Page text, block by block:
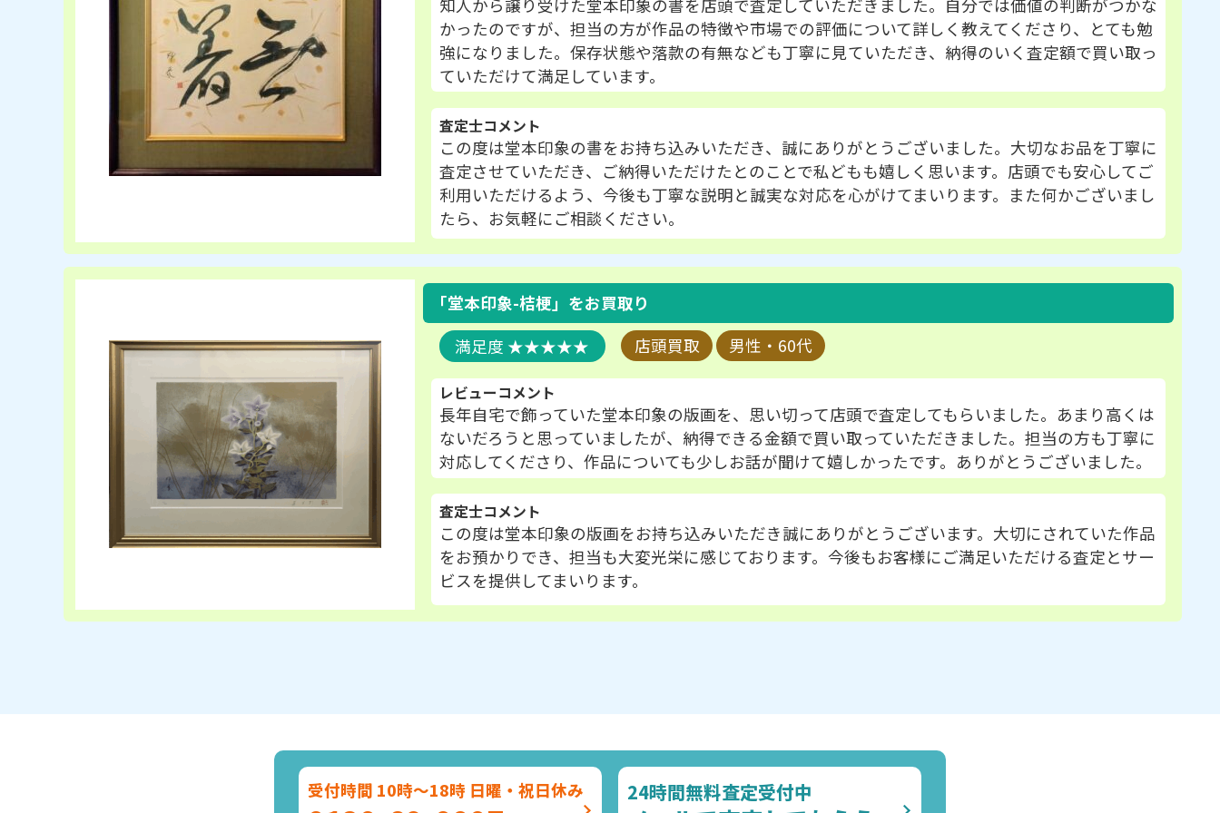
知人から譲り受けた堂本印象の書を店頭で査定していただきました。自分では価値の判断がつかな
かったのですが、担当の方が作品の特徴や市場での評価について詳しく教えてくださり、とても勉
強になりました。保存状態や落款の有無なども丁寧に見ていただき、納得のいく査定額で買い取っ
ていただけて満足しています。
査定士コメント
この度は堂本印象の書をお持ち込みいただき、誠にありがとうございました。大切なお品を丁寧に
査定させていただき、ご納得いただけたとのことで私どもも嬉しく思います。店頭でも安心してご
利用いただけるよう、今後も丁寧な説明と誠実な対応を心がけてまいります。また何かございまし
たら、お気軽にご相談ください。
「堂本印象-桔梗」 をお買取り
★★★★★
店頭買取 男性・60代
レビューコメント
長年自宅で飾っていた堂本印象の版画を、思い切って店頭で査定してもらいました。あまり高くは
ないだろうと思っていましたが、納得できる金額で買い取っていただきました。担当の方も丁寧に
対応してくださり、作品についても少しお話が聞けて嬉しかったです。ありがとうございました。
査定士コメント
この度は堂本印象の版画をお持ち込みいただき誠にありがとうございます。大切にされていた作品
をお預かりでき、担当も大変光栄に感じております。今後もお客様にご満足いただける査定とサー
ビスを提供してまいります。
受付時間 10時～18時 日曜・祝日休み 24時間無料査定受付中